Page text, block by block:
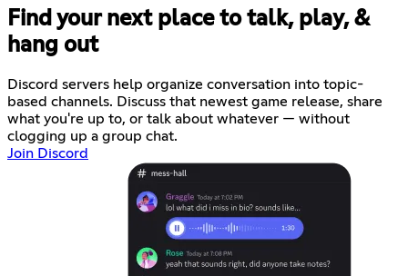
Find your next place to talk, play, &
hang out
Discord servers help organize conversation into topic-
based channels. Discuss that newest game release, share
what you're up to, or talk about whatever — without
clogging up a group chat.
Join Discord